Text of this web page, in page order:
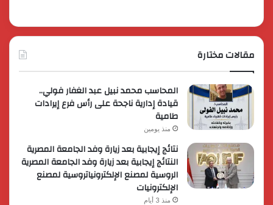
مقالات مختارة
المحاسب محمد نبيل عبد الغفار فولي..
قيادة إدارية ناجحة على رأس فرع إيرادات
طامية
منذ يومين
نتائج إيجابية بعد زيارة وفد الجامعة المصرية
النتائج إيجابية بعد زيارة وفد الجامعة المصرية
الروسية لمصنع الإلكترونياتروسية لمصنع
الإلكترونيات
منذ 3 أيام